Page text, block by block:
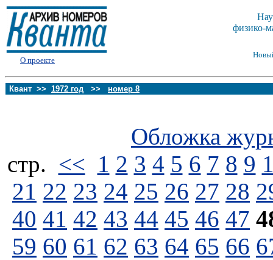
О проекте
физико-
Квант >> 1972 год >> номер 8
Обложка
стp. << 1 2 3 4 5 6 7 8 9
21 22 23 24 25 26 27 28
40 41 42 43 44 45 46 47
59 60 61 62 63 64 65 66